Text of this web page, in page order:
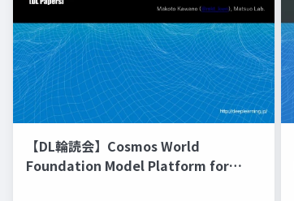
【DL輪読会】Cosmos World
Foundation Model Platform for